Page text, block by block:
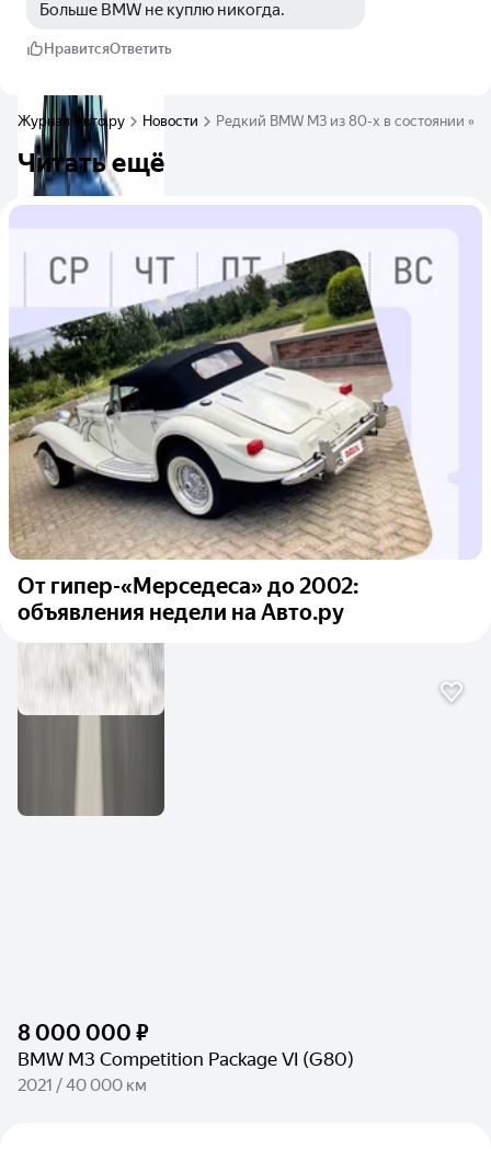
Больше BMW не куплю никогда.
НравитсяОтветить
Журнал Авто.ру Новости Редкий BMW M3 из 80-х в состоянии
Читать ещё
От гипер-«Мерседеса» до 2002:
объявления недели на Авто.ру
8 000 000 ₽
BMW M3 Competition Package VI (G80)
2021 / 40 000 км